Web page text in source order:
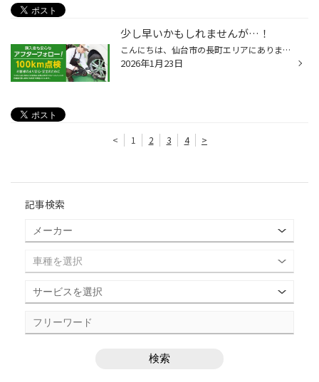
少し早いかもしれませんが…！
こんにちは、仙台市の長町エリアにあります、タイヤ館286です。 まだまだ寒い日が続きそうですが、 夏タイヤのカタログが届きました！ 新商品も増えましたので、 今年、夏タイヤのご検討されている方は、 ぜひお気軽にご相談ください★ 昨年の11月、12月に当店にて新品タイヤをご購入のお客様へ。 ア...
2026年1月23日
< 1 2 3 4 >
記事検索